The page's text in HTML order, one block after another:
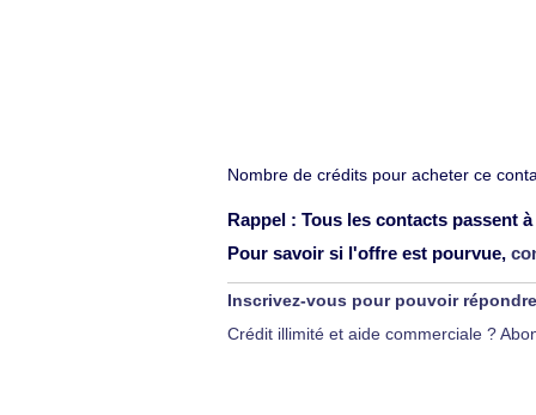
Nombre de crédits pour acheter ce
Rappel : Tous les contacts passent
Pour savoir si l'offre est pourvue,
Inscrivez-vous pour pouvoir répondre
Crédit illimité et aide commerciale ?